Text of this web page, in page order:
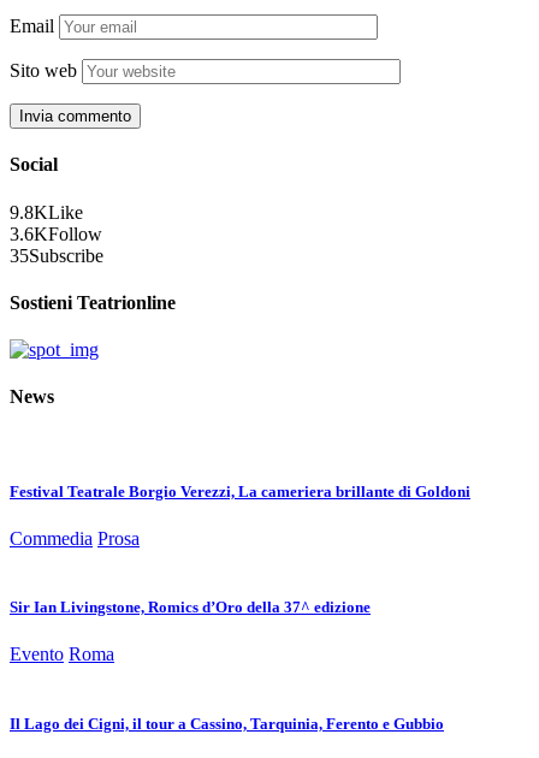
Email
Sito web
Social
9.8KLike
3.6KFollow
35Subscribe
Sostieni Teatrionline
News
Festival Teatrale Borgio Verezzi, La cameriera brillante di Goldoni
Commedia Prosa
Sir Ian Livingstone, Romics d’Oro della 37^ edizione
Evento Roma
Il Lago dei Cigni, il tour a Cassino, Tarquinia, Ferento e Gubbio